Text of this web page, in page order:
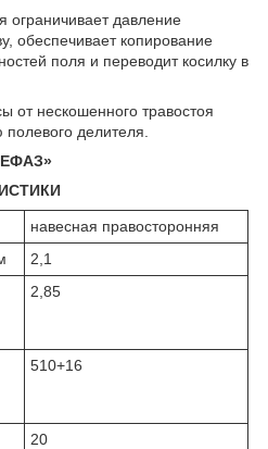
ограничивает давление
обеспечивает копирование
поля и переводит косилку в
от нескошенного травостоя
делителя.
навесная правосторонняя
2,1
2,85
510+16
20